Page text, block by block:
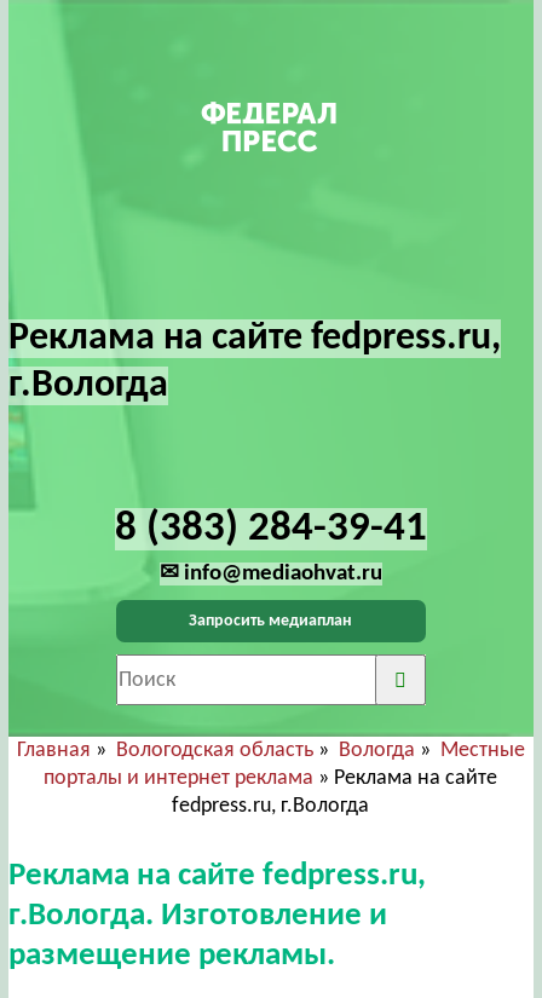
Реклама на сайте fedpress.ru,
г.Вологда
8 (383) 284-39-41
✉ info@mediaohvat.ru
Запросить медиаплан
Главная » Вологодская область» Вологда » Местные
порталы и интернет реклама » Реклама на сайте
fedpress.ru, г.Вологда
Реклама на сайте fedpress.ru,
г.Вологда. Изготовление и
размещение рекламы.